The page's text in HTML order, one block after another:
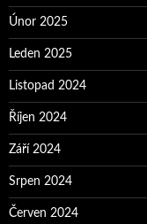
Únor 2025
Leden 2025
Listopad 2024
Říjen 2024
Září 2024
Srpen 2024
Červen 2024